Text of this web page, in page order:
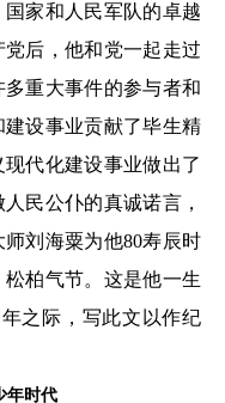
家和人民军队的卓越
后，他和党一起走过
重大事件的参与者和
设事业贡献了毕生精
代化建设事业做出了
民公仆的真诚诺言，
刘海粟为他80寿辰时
柏气节。这是他一生
之际，写此文以作纪
年时代